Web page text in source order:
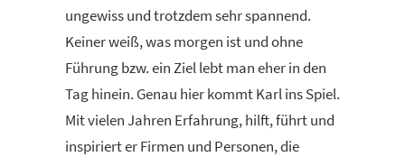
ungewiss und trotzdem sehr spannend.
Keiner weiß, was morgen ist und ohne
Führung bzw. ein Ziel lebt man eher in den
Tag hinein. Genau hier kommt Karl ins Spiel.
Mit vielen Jahren Erfahrung, hilft, führt und
inspiriert er Firmen und Personen, die